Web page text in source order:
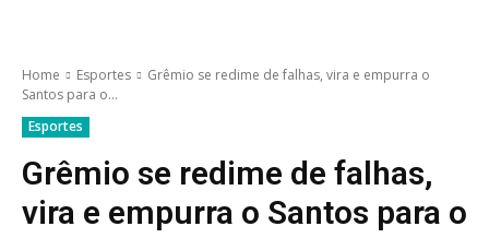
Home Esportes
Grêmio se redime de falhas, vira e empurra o
Santos para o...
Esportes
Grêmio se redime de falhas,
vira e empurra o Santos para o